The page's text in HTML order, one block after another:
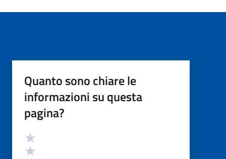
Quanto sono chiare le
informazioni su questa
pagina?
Valutazione